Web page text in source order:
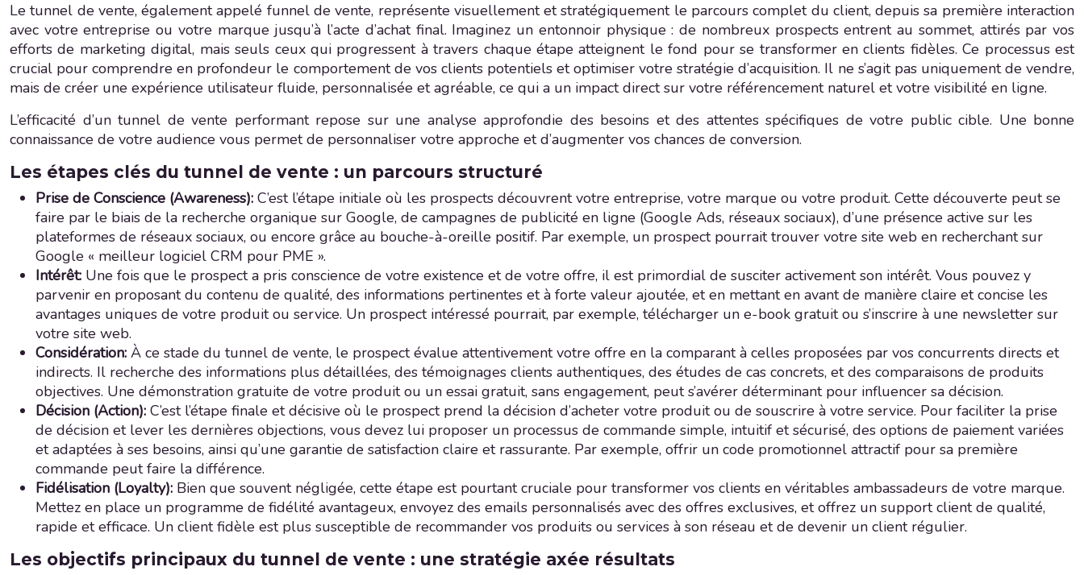
Le tunnel de vente, également appelé funnel de vente, représente visuellement et stratégiquement le parcours complet du client, depuis sa première interaction
avec votre entreprise ou votre marque jusqu’à l’acte d’achat final. Imaginez un entonnoir physique : de nombreux prospects entrent au sommet, attirés par vos
efforts de marketing digital, mais seuls ceux qui progressent à travers chaque étape atteignent le fond pour se transformer en clients fidèles. Ce processus est
crucial pour comprendre en profondeur le comportement de vos clients potentiels et optimiser votre stratégie d’acquisition. Il ne s’agit pas uniquement de vendre,
mais de créer une expérience utilisateur fluide, personnalisée et agréable, ce qui a un impact direct sur votre référencement naturel et votre visibilité en ligne.
L’efficacité d’un tunnel de vente performant repose sur une analyse approfondie des besoins et des attentes spécifiques de votre public cible. Une bonne
connaissance de votre audience vous permet de personnaliser votre approche et d’augmenter vos chances de conversion.
Les étapes clés du tunnel de vente : un parcours structuré
Prise de Conscience (Awareness): C’est l’étape initiale où les prospects découvrent votre entreprise, votre marque ou votre produit. Cette découverte peut se
faire par le biais de la recherche organique sur Google, de campagnes de publicité en ligne (Google Ads, réseaux sociaux), d’une présence active sur les
plateformes de réseaux sociaux, ou encore grâce au bouche-à-oreille positif. Par exemple, un prospect pourrait trouver votre site web en recherchant sur
Google « meilleur logiciel CRM pour PME ».
Intérêt: Une fois que le prospect a pris conscience de votre existence et de votre offre, il est primordial de susciter activement son intérêt. Vous pouvez y
parvenir en proposant du contenu de qualité, des informations pertinentes et à forte valeur ajoutée, et en mettant en avant de manière claire et concise les
avantages uniques de votre produit ou service. Un prospect intéressé pourrait, par exemple, télécharger un e-book gratuit ou s’inscrire à une newsletter sur
votre site web.
Considération: À ce stade du tunnel de vente, le prospect évalue attentivement votre offre en la comparant à celles proposées par vos concurrents directs et
indirects. Il recherche des informations plus détaillées, des témoignages clients authentiques, des études de cas concrets, et des comparaisons de produits
objectives. Une démonstration gratuite de votre produit ou un essai gratuit, sans engagement, peut s’avérer déterminant pour influencer sa décision.
Décision (Action): C’est l’étape finale et décisive où le prospect prend la décision d’acheter votre produit ou de souscrire à votre service. Pour faciliter la prise
de décision et lever les dernières objections, vous devez lui proposer un processus de commande simple, intuitif et sécurisé, des options de paiement variées
et adaptées à ses besoins, ainsi qu’une garantie de satisfaction claire et rassurante. Par exemple, offrir un code promotionnel attractif pour sa première
commande peut faire la différence.
Fidélisation (Loyalty): Bien que souvent négligée, cette étape est pourtant cruciale pour transformer vos clients en véritables ambassadeurs de votre marque.
Mettez en place un programme de fidélité avantageux, envoyez des emails personnalisés avec des offres exclusives, et offrez un support client de qualité,
rapide et efficace. Un client fidèle est plus susceptible de recommander vos produits ou services à son réseau et de devenir un client régulier.
Les objectifs principaux du tunnel de vente : une stratégie axée résultats